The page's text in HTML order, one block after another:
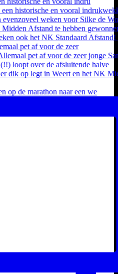
pet af voor de zeer
op de marathon naar een we